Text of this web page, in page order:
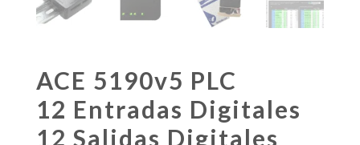
ACE 5190v5 PLC
12 Entradas Digitales
12 Salidas Digitales